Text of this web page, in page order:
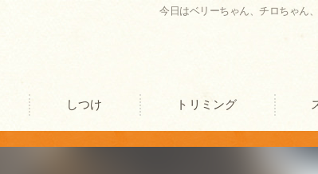
今日はベリーちゃん、チロちゃん
しつけ トリミング